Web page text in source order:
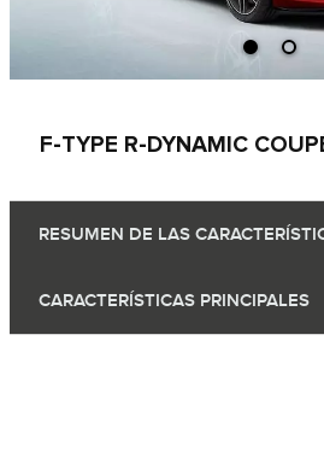
F‑TYPE R-DYNAMIC
RESUMEN DE LAS
CARACTERÍSTICAS PRINCIPALES